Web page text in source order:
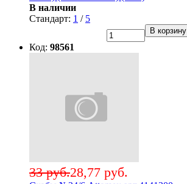
В наличии
Стандарт: 1 / 5
В корзину
Код: 98561
28,77 руб.
33 руб.